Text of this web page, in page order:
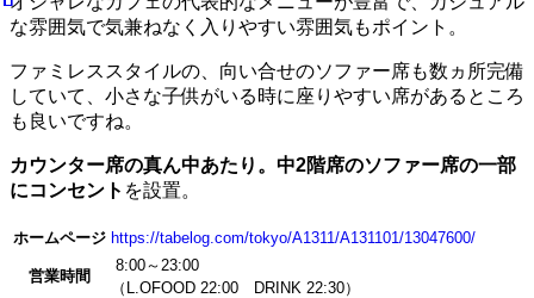
な雰囲気で気兼ねなく入りやすい雰囲気もポイント。
ファミレススタイルの、向い合せのソファー席も数ヵ所完備
していて、小さな子供がいる時に座りやすい席があるところ
も良いですね。
カウンター席の真ん中あたり。中2階席のソファー席の一部
にコンセント を設置。
ホームページ https://tabelog.com/tokyo/A1311/A131101/13047600/
営業時間
8:00～23:00
（L.OFOOD 22:00 DRINK 22:30）